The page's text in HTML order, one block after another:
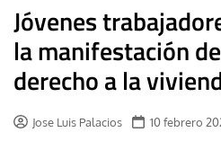
Jóvenes
la manifestación
derecho a la
Jose Luis Palacios 10 febrero